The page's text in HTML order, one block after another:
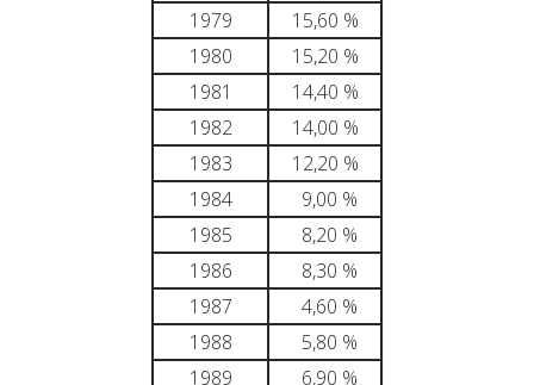
1979
15,60 %
1980
15,20 %
1981
14,40 %
1982
14,00 %
1983
12,20 %
1984
9,00 %
1985
8,20 %
1986
8,30 %
1987
4,60 %
1988
5,80 %
1989
6,90 %